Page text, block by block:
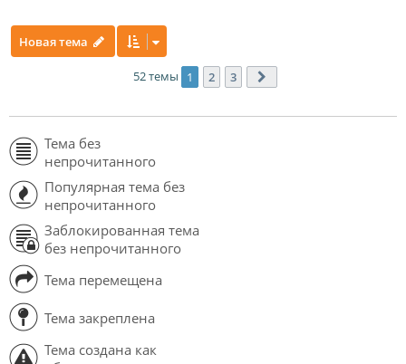
Новая тема
52 темы 1 2 3
Тема без
непрочитанного
Популярная тема без
непрочитанного
Заблокированная тема
без непрочитанного
Тема перемещена
Тема закреплена
Тема создана как